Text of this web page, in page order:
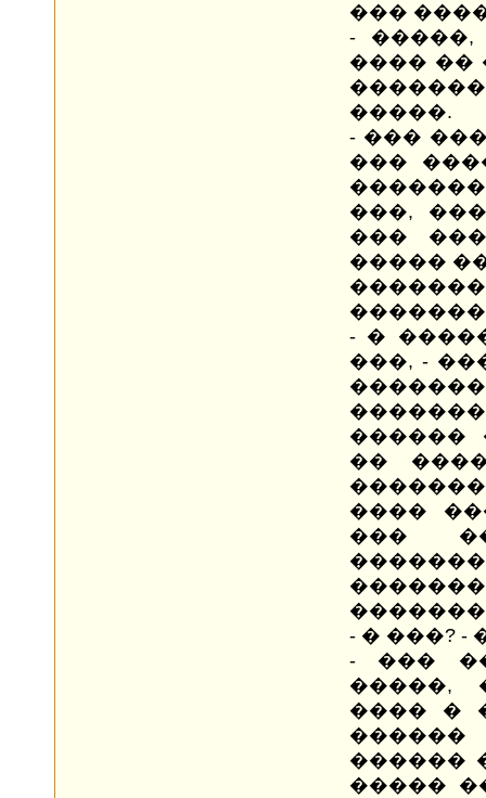
���
-
���� ��
�����.
- ���
���
���,
���
�����
- �
���, -
������
��
����
���
- � ���?
- ���
�����,
���� �
������
�����